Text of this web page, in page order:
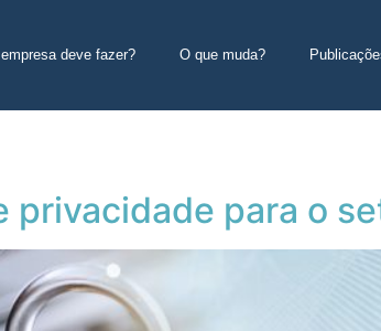
deve fazer? O que muda?
para o